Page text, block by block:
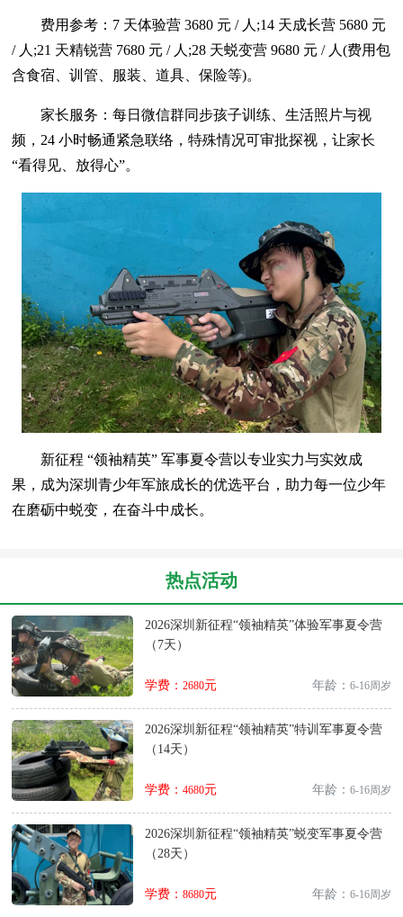
费用参考：7 天体验营 3680 元 / 人;14 天成长营 5680 元
/ 人;21 天精锐营 7680 元 / 人;28 天蜕变营 9680 元 / 人(费用包
含食宿、训管、服装、道具、保险等)。
家长服务：每日微信群同步孩子训练、生活照片与视
频，24 小时畅通紧急联络，特殊情况可审批探视，让家长
“看得见、放得心”。
新征程 “领袖精英” 军事夏令营以专业实力与实效成
果，成为深圳青少年军旅成长的优选平台，助力每一位少年
在磨砺中蜕变，在奋斗中成长。
热点活动
2026深圳新征程“领袖精英”体验军事夏令营
（7天）
学费： 2680元 年龄： 6-16周岁
2026深圳新征程“领袖精英”特训军事夏令营
（14天）
学费： 4680元 年龄： 6-16周岁
2026深圳新征程“领袖精英”蜕变军事夏令营
（28天）
学费： 8680元 年龄： 6-16周岁